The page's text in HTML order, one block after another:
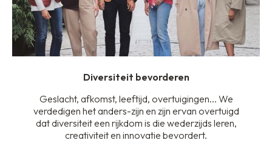
Diversiteit bevorderen
Geslacht, afkomst, leeftijd, overtuigingen... We
verdedigen het anders-zijn en zijn ervan overtuigd
dat diversiteit een rijkdom is die wederzijds leren,
creativiteit en innovatie bevordert.